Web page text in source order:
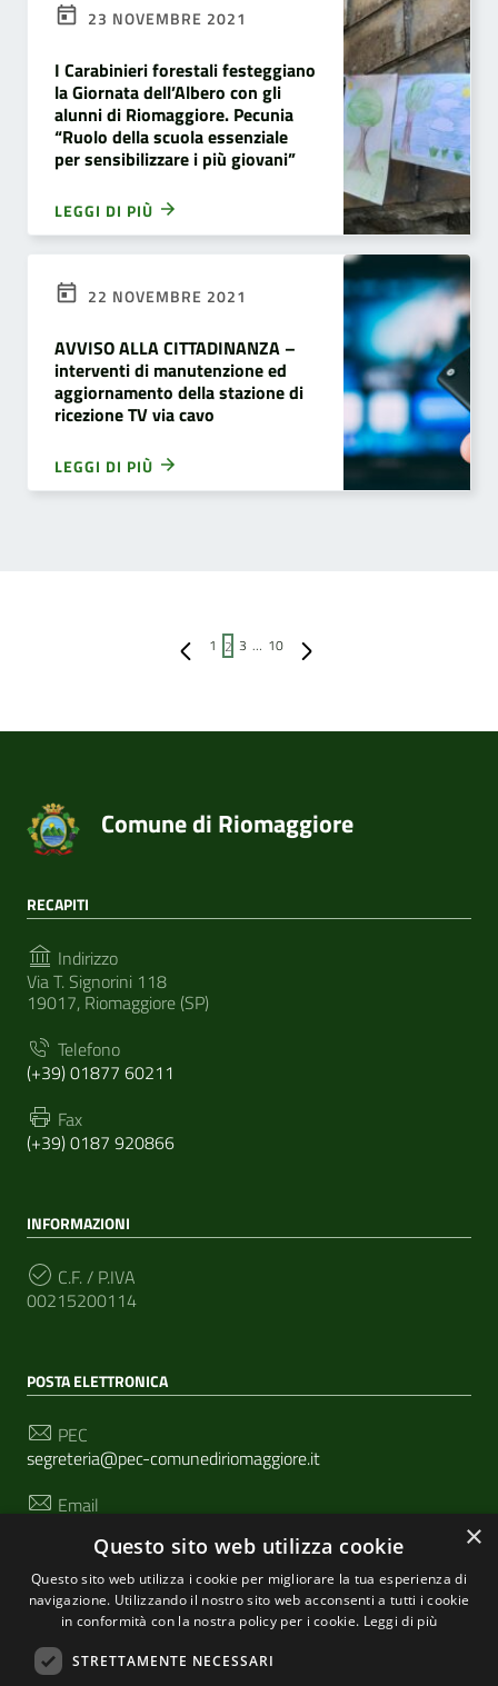
23 NOVEMBRE 2021
I Carabinieri forestali festeggiano
la Giornata dell’Albero con gli
alunni di Riomaggiore. Pecunia
“Ruolo della scuola essenziale
per sensibilizzare i più giovani”
LEGGI DI PIÙ
22 NOVEMBRE 2021
AVVISO ALLA CITTADINANZA –
interventi di manutenzione ed
aggiornamento della stazione di
ricezione TV via cavo
LEGGI DI PIÙ
Pagina precedente
1 2 3 … 10
Comune di Riomaggiore
RECAPITI
Indirizzo
Via T. Signorini 118
19017, Riomaggiore (SP)
Telefono
(+39) 01877 60211
Fax
(+39) 0187 920866
INFORMAZIONI
C.F. / P.IVA
00215200114
POSTA ELETTRONICA
PEC
segreteria@pec-comunediriomaggiore.it
Email
SEGUICI SU
×
Questo sito web utilizza cookie
Questo sito web utilizza i cookie per migliorare la tua esperienza di
navigazione. Utilizzando il nostro sito web acconsenti a tutti i cookie
in conformità con la nostra policy per i cookie. Leggi di più
STRETTAMENTE NECESSARI